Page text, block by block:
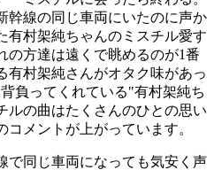
幹線の同じ車両にいたのに声か
有村架純ちゃんのミスチル愛す
の方達は遠くで眺めるのが1番
有村架純さんがオタク味があっ
負ってくれている"有村架純ち
ルの曲はたくさんのひとの思い
メントが上がっています。
で同じ車両になっても気安く声